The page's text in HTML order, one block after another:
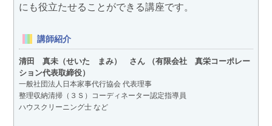
にも役立たせることができる講座です。
講師紹介
清田 真未（せいた まみ） さん （有限会社 真栄コーポレー
ション代表取締役）
一般社団法人日本家事代行協会 代表理事
整理収納清掃（３Ｓ）コーディネーター認定指導員
ハウスクリーニング士 など